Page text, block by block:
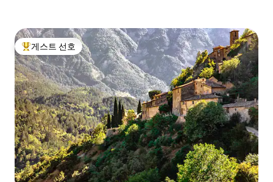
상위 게스트 선호
게스트 선호